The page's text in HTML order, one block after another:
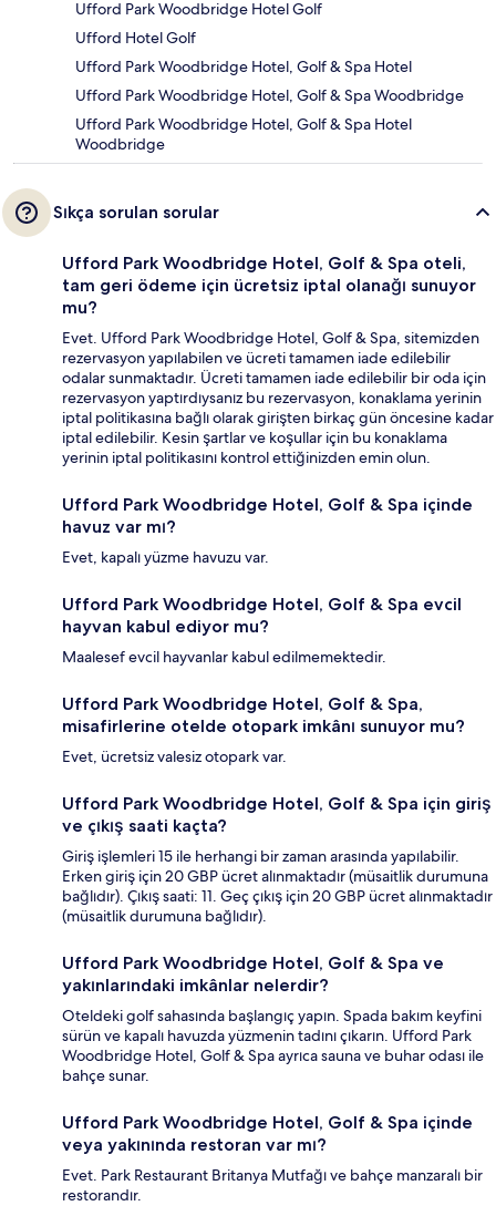
Ufford Park Woodbridge Hotel Golf
Ufford Hotel Golf
Ufford Park Woodbridge Hotel, Golf & Spa Hotel
Ufford Park Woodbridge Hotel, Golf & Spa Woodbridge
Ufford Park Woodbridge Hotel, Golf & Spa Hotel
Woodbridge
Sıkça sorulan sorular
Ufford Park Woodbridge Hotel, Golf & Spa oteli,
tam geri ödeme için ücretsiz iptal olanağı sunuyor
mu?
Evet. Ufford Park Woodbridge Hotel, Golf & Spa, sitemizden
rezervasyon yapılabilen ve ücreti tamamen iade edilebilir
odalar sunmaktadır. Ücreti tamamen iade edilebilir bir oda için
rezervasyon yaptırdıysanız bu rezervasyon, konaklama yerinin
iptal politikasına bağlı olarak girişten birkaç gün öncesine kadar
iptal edilebilir. Kesin şartlar ve koşullar için bu konaklama
yerinin iptal politikasını kontrol ettiğinizden emin olun.
Ufford Park Woodbridge Hotel, Golf & Spa içinde
havuz var mı?
Evet, kapalı yüzme havuzu var.
Ufford Park Woodbridge Hotel, Golf & Spa evcil
hayvan kabul ediyor mu?
Maalesef evcil hayvanlar kabul edilmemektedir.
Ufford Park Woodbridge Hotel, Golf & Spa,
misafirlerine otelde otopark imkânı sunuyor mu?
Evet, ücretsiz valesiz otopark var.
Ufford Park Woodbridge Hotel, Golf & Spa için giriş
ve çıkış saati kaçta?
Giriş işlemleri 15 ile herhangi bir zaman arasında yapılabilir.
Erken giriş için 20 GBP ücret alınmaktadır (müsaitlik durumuna
bağlıdır). Çıkış saati: 11. Geç çıkış için 20 GBP ücret alınmaktadır
(müsaitlik durumuna bağlıdır).
Ufford Park Woodbridge Hotel, Golf & Spa ve
yakınlarındaki imkânlar nelerdir?
Oteldeki golf sahasında başlangıç yapın. Spada bakım keyfini
sürün ve kapalı havuzda yüzmenin tadını çıkarın. Ufford Park
Woodbridge Hotel, Golf & Spa ayrıca sauna ve buhar odası ile
bahçe sunar.
Ufford Park Woodbridge Hotel, Golf & Spa içinde
veya yakınında restoran var mı?
Evet. Park Restaurant Britanya Mutfağı ve bahçe manzaralı bir
restorandır.